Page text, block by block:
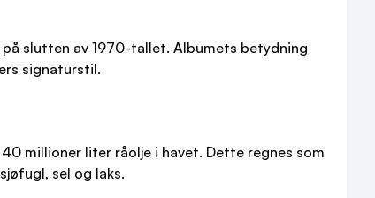
slutten av 1970-tallet. Albumets betydning
signaturstil.
millioner liter råolje i havet. Dette regnes som
sel og laks.